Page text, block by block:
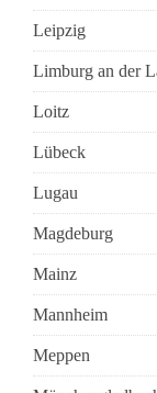
Leipzig
Limburg an der
Loitz
Lübeck
Lugau
Magdeburg
Mainz
Mannheim
Meppen